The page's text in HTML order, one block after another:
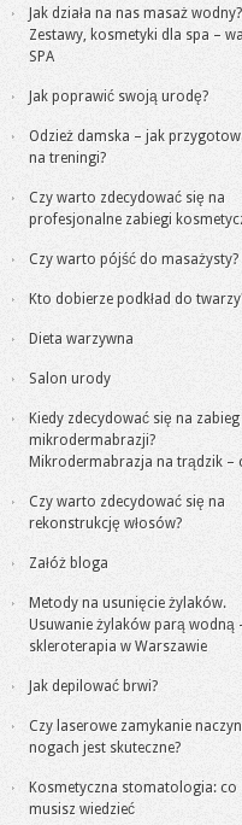
Jak działa na nas masaż wodny?
Zestawy, kosmetyki dla spa –
SPA
Jak poprawić swoją urodę?
Odzież damska – jak
na treningi?
Czy warto zdecydować się na
profesjonalne zabiegi
Czy warto pójść do masażysty?
Kto dobierze podkład do
Dieta warzywna
Salon urody
Kiedy zdecydować się na zabieg
mikrodermabrazji?
Mikrodermabrazja na trądzik –
Czy warto zdecydować się na
rekonstrukcję włosów?
Załóż bloga
Metody na usunięcie żylaków.
Usuwanie żylaków parą wodną
skleroterapia w Warszawie
Jak depilować brwi?
Czy laserowe zamykanie
nogach jest skuteczne?
Kosmetyczna stomatologia: co
musisz wiedzieć